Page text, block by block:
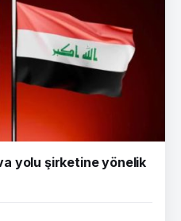
yolu şirketine yönelik